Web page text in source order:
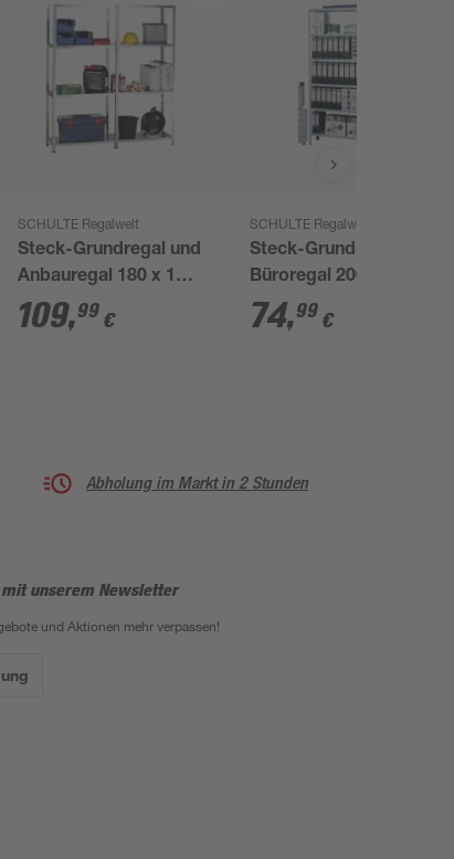
SCHULTE Regalwelt
Steck-Grundregal und
Anbauregal 180 x 160
x 35 cm, 8 Böden,
verzinkt, Tragkraft 340
109,99 €
SCHULTE Regalwelt
Steck-Grund-
Büroregal 200 x 100 x
30 cm, 6 Böden, weiß,
Tragkraft 390 kg
74,99 €
Abholung im Markt in 2 Stunden
unserem Newsletter
und Aktionen mehr verpassen!